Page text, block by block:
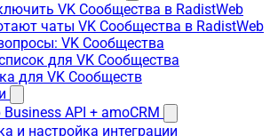
VK Сообщества в RadistWeb
чаты VK Сообщества в RadistWeb
VK Сообщества
для VK Сообщества
для VK Сообществ
API + amoCRM
и настройка интеграции